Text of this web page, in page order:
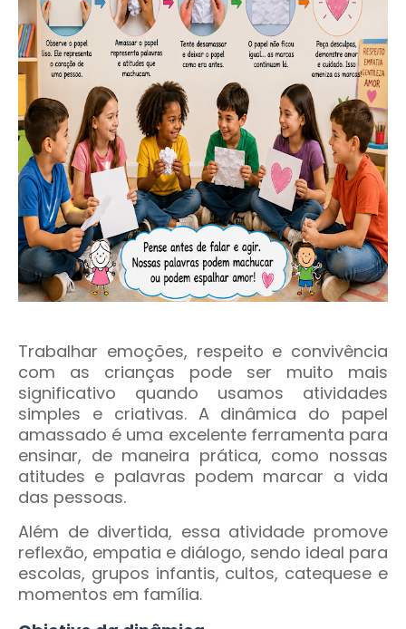
Trabalhar emoções, respeito e convivência
com as crianças pode ser muito mais
significativo quando usamos atividades
simples e criativas. A dinâmica do papel
amassado é uma excelente ferramenta para
ensinar, de maneira prática, como nossas
atitudes e palavras podem marcar a vida
das pessoas.
Além de divertida, essa atividade promove
reflexão, empatia e diálogo, sendo ideal para
escolas, grupos infantis, cultos, catequese e
momentos em família.